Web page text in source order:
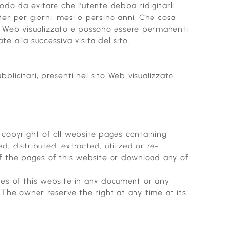
da evitare che l’utente debba ridigitarli
per giorni, mesi o persino anni. Che cosa
visualizzato e possono essere permanenti
alla successiva visita del sito.
presenti nel sito Web visualizzato.
of all website pages containing
distributed, extracted, utilized or re-
the pages of this website or download any of
of this website in any document or any
owner reserve the right at any time at its